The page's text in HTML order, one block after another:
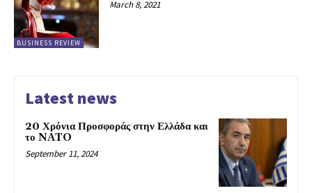
BUSINESS REVIEW
March 8, 2021
Latest news
20 Χρόνια Προσφοράς στην Ελλάδα και
το NATO
September 11, 2024